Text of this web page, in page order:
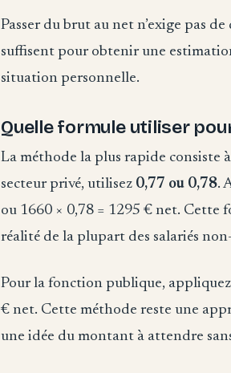
Passer du brut au net n’exige pas
suffisent pour obtenir une
situation personnelle.
Quelle formule utiliser
La méthode la plus rapide consiste
secteur privé, utilisez 0,77 ou 0,78.
ou 1660 × 0,78 = 1295 € net. Cette
réalité de la plupart des salariés
Pour la fonction publique,
€ net. Cette méthode reste une
une idée du montant à attendre